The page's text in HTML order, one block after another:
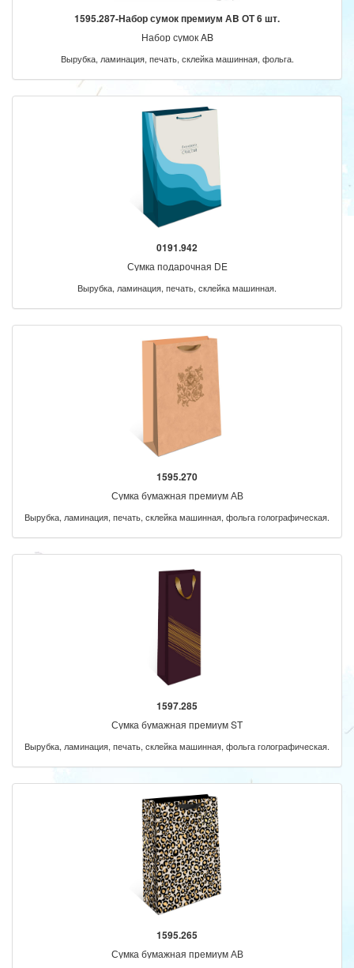
1595.287-Набор сумок премиум АB ОТ 6 шт.
Набор сумок AB
Вырубка, ламинация, печать, склейка машинная, фольга.
0191.942
Сумка подарочная DE
Вырубка, ламинация, печать, склейка машинная.
1595.270
Сумка бумажная премиум АВ
Вырубка, ламинация, печать, склейка машинная, фольга голографическая.
1597.285
Сумка бумажная премиум ST
Вырубка, ламинация, печать, склейка машинная, фольга голографическая.
1595.265
Сумка бумажная премиум АВ